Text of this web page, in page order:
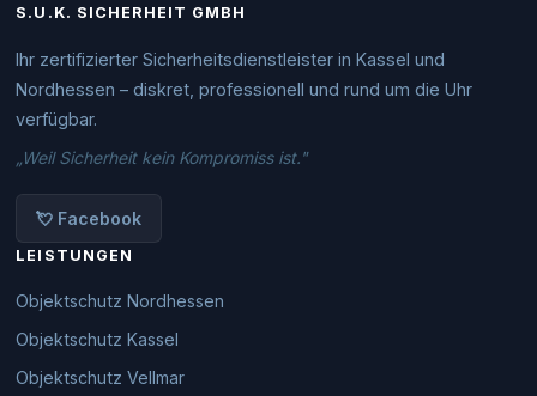
S.U.K. SICHERHEIT GMBH
Ihr zertifizierter Sicherheitsdienstleister in Kassel und
Nordhessen – diskret, professionell und rund um die Uhr
verfügbar.
„Weil Sicherheit kein Kompromiss ist."
💘 Facebook
LEISTUNGEN
Objektschutz Nordhessen
Objektschutz Kassel
Objektschutz Vellmar